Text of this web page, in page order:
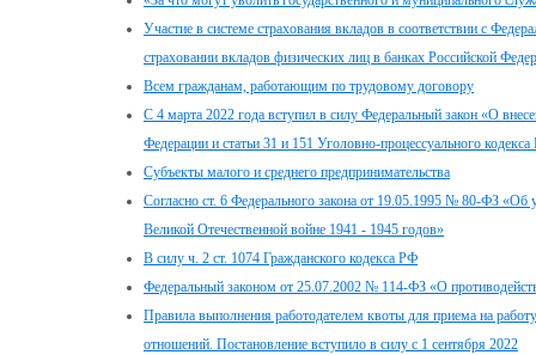
Участие в системе страхования вкладов в соответствии с
страховании вкладов физических лиц в банках Российской
Всем гражданам, работающим по трудовому договору
С 4 марта 2022 года вступил в силу Федеральный закон «О
Федерации и статьи 31 и 151 Уголовно-процессуального
Субъекты малого и среднего предпринимательства
Согласно ст. 6 Федерального закона от 19.05.1995 № 80-ФЗ «Об
Великой Отечественной войне 1941 - 1945 годов»
В силу ч. 2 ст. 1074 Гражданского кодекса РФ
Федеральный законом от 25.07.2002 № 114-ФЗ «О
Правила выполнения работодателем квоты для приема на
отношений. Постановление вступило в силу с 1 сентября 2022